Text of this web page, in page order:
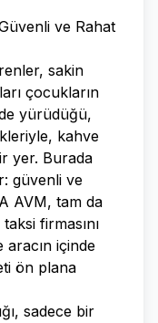
ve Rahat
sakin
çocukların
yürüdüğü,
kahve
yer. Burada
güvenli ve
AVM, tam da
firmasını
aracın içinde
ön plana
sadece bir